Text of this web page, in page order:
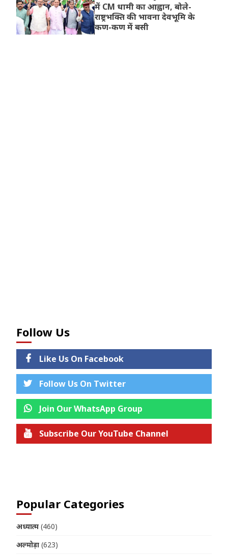
में CM धामी का आह्वान, बोले-
राष्ट्रभक्ति की भावना देवभूमि के
कण-कण में बसी
Follow Us
Like Us On Facebook
Follow Us On Twitter
Join Our WhatsApp Group
Subscribe Our YouTube Channel
Popular Categories
अध्यात्म (460)
अल्मोड़ा (623)